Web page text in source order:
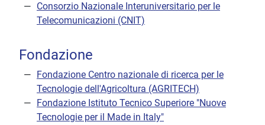
Consorzio Nazionale Interuniversitario per le
Telecomunicazioni (CNIT)
Fondazione
Fondazione Centro nazionale di ricerca per le
Tecnologie dell'Agricoltura (AGRITECH)
Fondazione Istituto Tecnico Superiore "Nuove
Tecnologie per il Made in Italy"